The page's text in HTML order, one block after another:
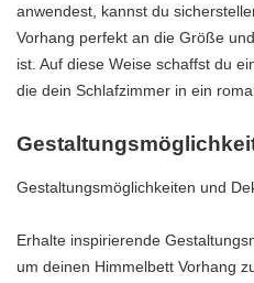
anwendest, kannst du
Vorhang perfekt an die Größe
ist. Auf diese Weise schaffst du
die dein Schlafzimmer in ein
Gestaltungsmöglichkeiten und
Erhalte inspirierende
um deinen Himmelbett Vorhang